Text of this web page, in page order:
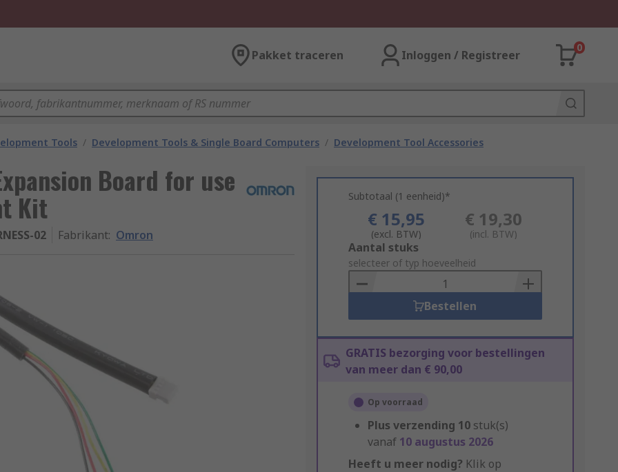
Pakket traceren Inloggen / Registreer
0
Tools / Development Tools & Single Board Computers / Development Tool Accessories
Board for use
Kit
02 Fabrikant: Omron
Subtotaal (1 eenheid)*
€ 15,95
(excl. BTW)
€ 19,30
(incl. BTW)
Add
to
Basket
Aantal stuks
selecteer of typ hoeveelheid
Bestellen
GRATIS bezorging voor bestellingen
van meer dan € 90,00
Op voorraad
Plus verzending 10 stuk(s)
vanaf 10 augustus 2026
Heeft u meer nodig? Klik op